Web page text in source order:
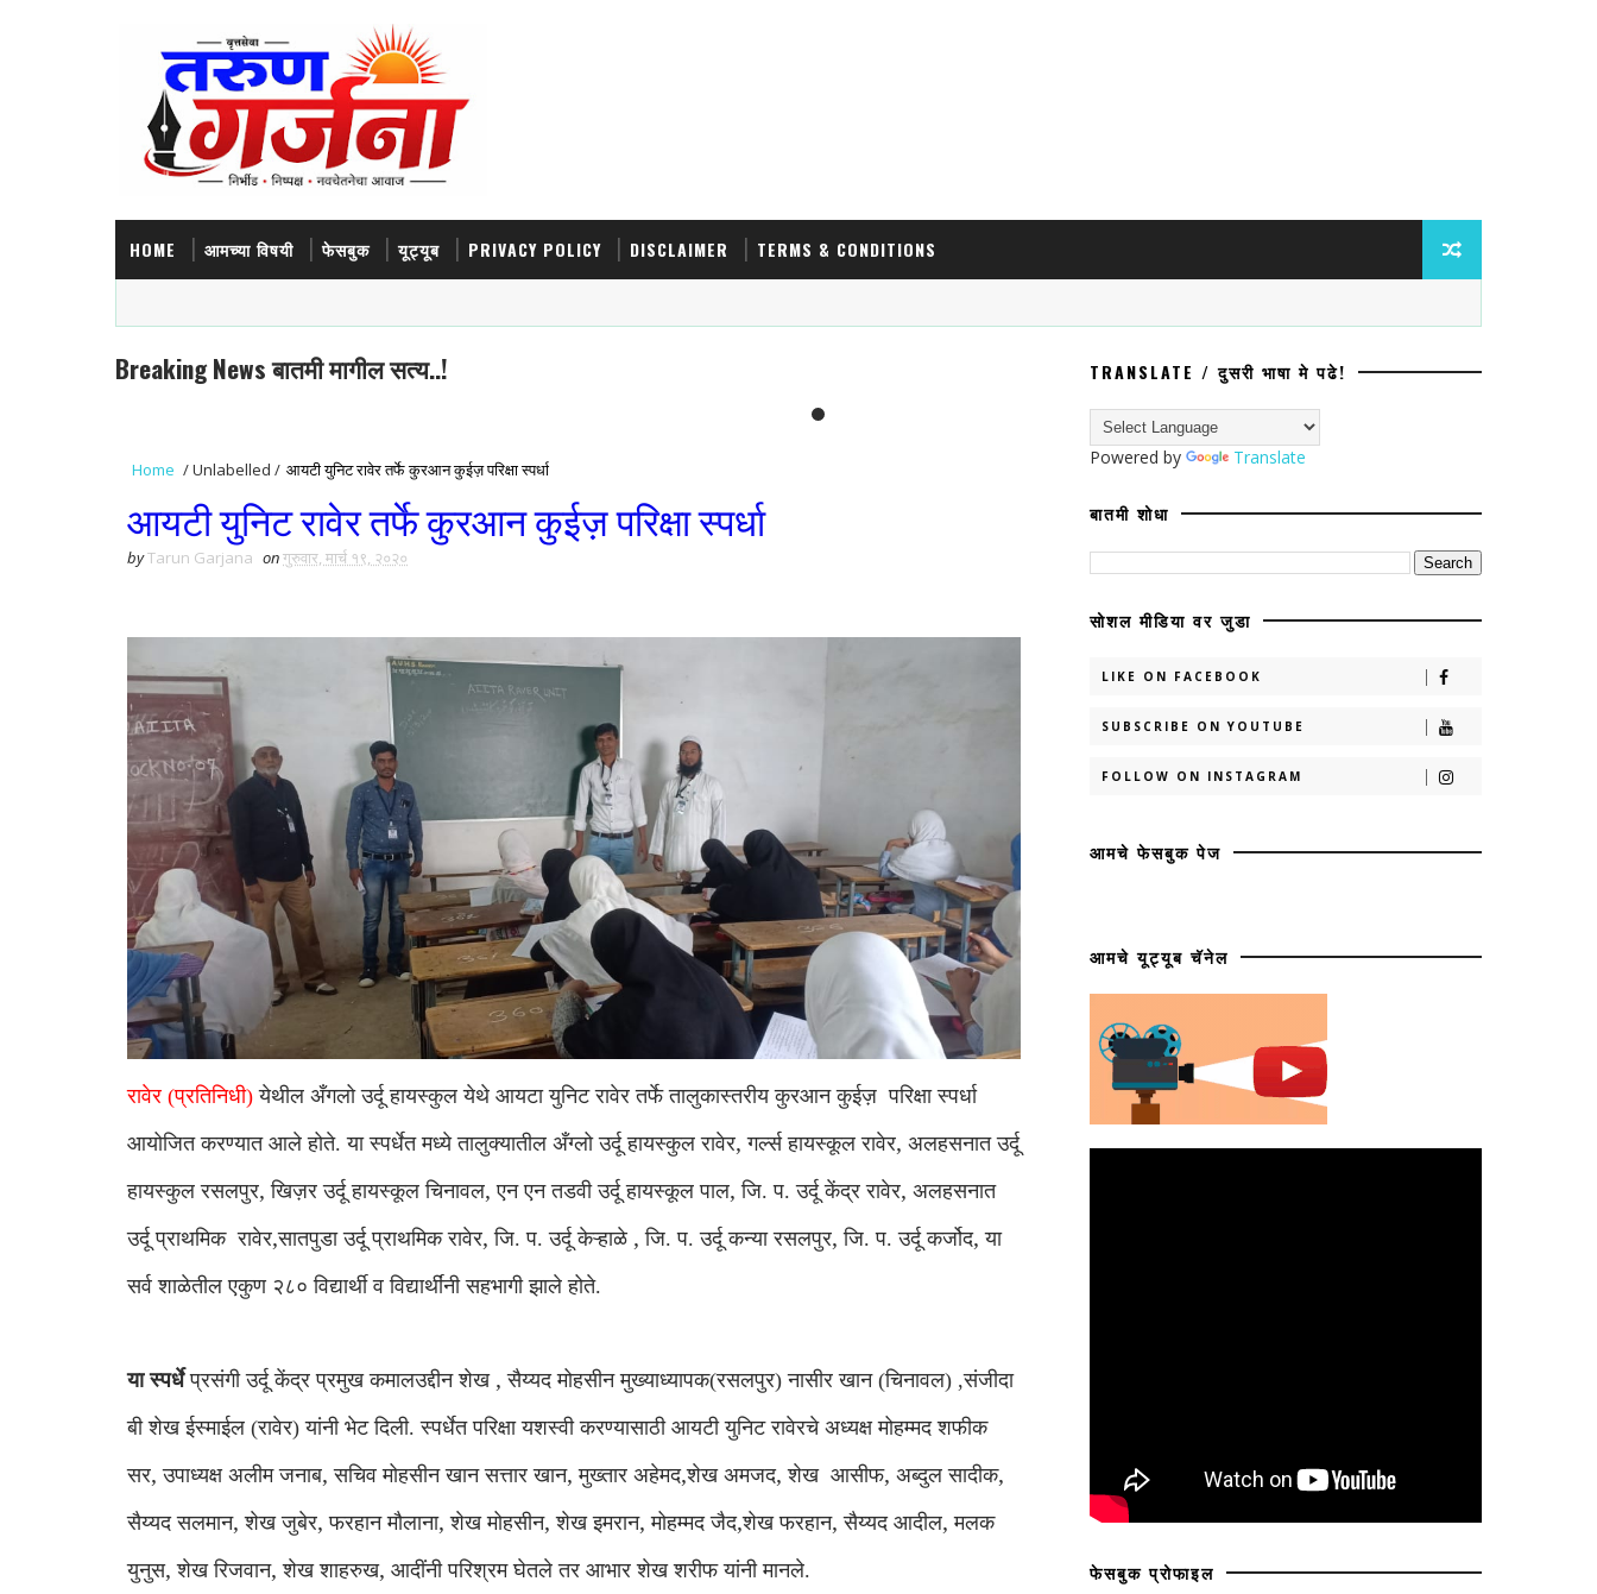
HOME आमच्या विषयी फेसबुक यूट्यूब PRIVACY POLICY DISCLAIMER TERMS & CONDITIONS
Breaking News बातमी मागील सत्य..!
Home /Unlabelled / आयटी युनिट रावेर तर्फे कुरआन कुईज़ परिक्षा स्पर्धा
आयटी युनिट रावेर तर्फे कुरआन कुईज़ परिक्षा स्पर्धा
byTarun Garjana onगुरुवार, मार्च १९, २०२०
रावेर (प्रतिनिधी)येथील अँगलो उर्दू हायस्कुल येथे आयटा युनिट रावेर तर्फे तालुकास्तरीय कुरआन कुईज़ परिक्षा स्पर्धा
आयोजित करण्यात आले होते. या स्पर्धेत मध्ये तालुक्यातील अँग्लो उर्दू हायस्कुल रावेर,गर्ल्स हायस्कूल रावेर, अलहसनात उर्दू
हायस्कुल रसलपुर,खिज़र उर्दू हायस्कूल चिनावल,एन एन तडवी उर्दू हायस्कूल पाल,जि. प. उर्दू केंद्र रावेर, अलहसनात
उर्दू प्राथमिक रावेर,सातपुडा उर्दू प्राथमिक रावेर,जि. प. उर्दू केऱ्हाळे ,जि. प. उर्दू कन्या रसलपुर,जि. प. उर्दू कर्जोद,या
सर्व शाळेतील एकुण २८० विद्यार्थी व विद्यार्थींनी सहभागी झाले होते.
या स्पर्धेप्रसंगी उर्दू केंद्र प्रमुख कमालउद्दीन शेख ,सैय्यद मोहसीन मुख्याध्यापक(रसलपुर)नासीर खान (चिनावल) ,संजीदा
बी शेख ईस्माईल (रावेर) यांनी भेट दिली. स्पर्धेत परिक्षा यशस्वी करण्यासाठी आयटी युनिट रावेरचे अध्यक्ष मोहम्मद शफीक
सर,उपाध्यक्ष अलीम जनाब,सचिव मोहसीन खान सत्तार खान,मुख्तार अहेमद,शेख अमजद,शेख आसीफ, अब्दुल सादीक,
सैय्यद सलमान,शेख जुबेर,फरहान मौलाना,शेख मोहसीन,शेख इमरान,मोहम्मद जैद,शेख फरहान,सैय्यद आदील,मलक
युनुस,शेख रिजवान,शेख शाहरुख, आदींनी परिश्रम घेतले तर आभार शेख शरीफ यांनी मानले.
TRANSLATE / दुसरी भाषा मे पढे!
Powered by Translate
बातमी शोधा
सोशल मीडिया वर जुडा
LIKE ON FACEBOOK
SUBSCRIBE ON YOUTUBE
FOLLOW ON INSTAGRAM
आमचे फेसबुक पेज
आमचे यूट्यूब चॅनेल
फेसबुक प्रोफाइल